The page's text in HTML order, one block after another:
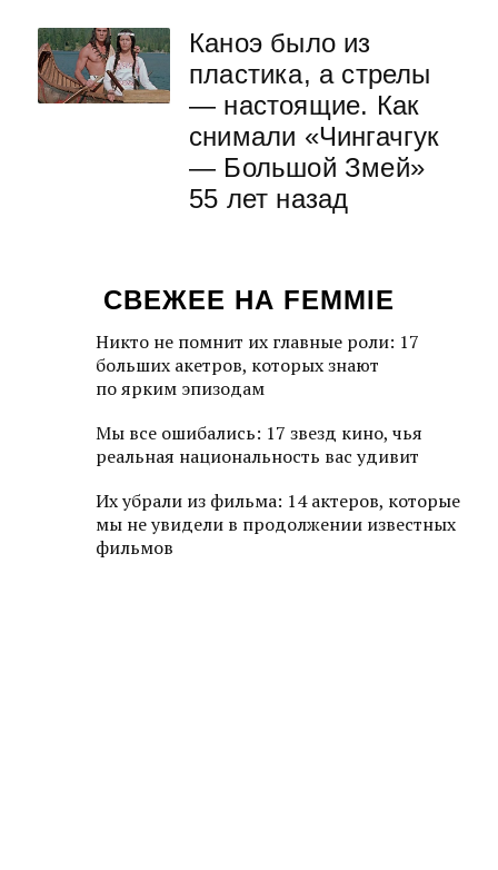
Каноэ было из
пластика, а стрелы
— настоящие. Как
снимали «Чингачгук
— Большой Змей»
55 лет назад
СВЕЖЕЕ НА FEMMIE
Никто не помнит их главные роли: 17
больших акетров, которых знают
по ярким эпизодам
Мы все ошибались: 17 звезд кино, чья
реальная национальность вас удивит
Их убрали из фильма: 14 актеров, которые
мы не увидели в продолжении известных
фильмов